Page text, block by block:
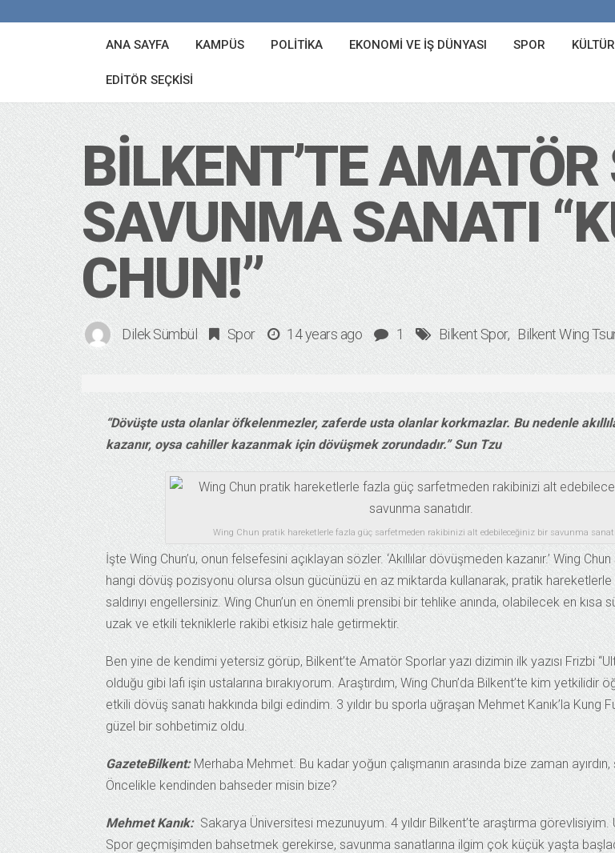
ANA SAYFA KAMPÜS POLITIKA EKONOMI VE İŞ DÜNYASI SPOR
EDITÖR SEÇKISI
BILKENT’TE
SAVUNMA SANATI
CHUN!”
Dilek Sümbül Spor 14 years ago 1 Bilkent Spor Bilkent Wing
“Dövüşte usta olanlar öfkelenmezler, zaferde usta olanlar korkmazlar. Bu nedenle
kazanır, oysa cahiller kazanmak için dövüşmek zorundadır.” Sun Tzu
Wing Chun pratik hareketlerle fazla güç sarfetmeden rakibinizi alt edebileceğiniz bir savunma
İşte Wing Chun’u, onun felsefesini açıklayan sözler. ‘Akıllılar dövüşmeden kazanır.’ Wing
hangi dövüş pozisyonu olursa olsun gücünüzü en az miktarda kullanarak, pratik hareketlerle
saldırıyı engellersiniz. Wing Chun’un en önemli prensibi bir tehlike anında, olabilecek en kısa
uzak ve etkili tekniklerle rakibi etkisiz hale getirmektir.
Ben yine de kendimi yetersiz görüp, Bilkent’te Amatör Sporlar yazı dizimin ilk yazısı Frizbi
olduğu gibi lafı işin ustalarına bırakıyorum. Araştırdım, Wing Chun’da Bilkent’te kim yetkilidir
etkili dövüş sanatı hakkında bilgi edindim. 3 yıldır bu sporla uğraşan Mehmet Kanık’la Kung
güzel bir sohbetimiz oldu.
GazeteBilkent: Merhaba Mehmet. Bu kadar yoğun çalışmanın arasında bize zaman
Öncelikle kendinden bahseder misin bize?
Mehmet Kanık:Sakarya Üniversitesi mezunuyum. 4 yıldır Bilkent’te araştırma görevlisiyim.
Spor geçmişimden bahsetmek gerekirse, savunma sanatlarına ilgim çok küçük yaşta